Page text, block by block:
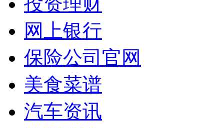
网上银行
保险公司官网
美食菜谱
汽车资讯